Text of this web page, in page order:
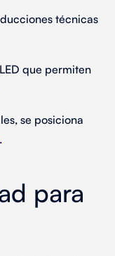
técnicas
que permiten
, se posiciona
.
para